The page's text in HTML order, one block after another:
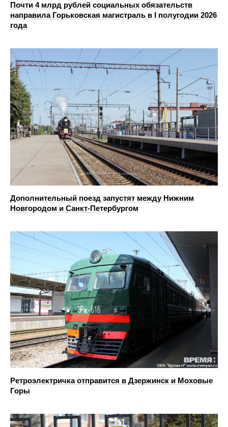
Почти 4 млрд рублей социальных обязательств
направила Горьковская магистраль в I полугодии 2026
года
Дополнительный поезд запустят между Нижним
Новгородом и Санкт-Петербургом
Ретроэлектричка отправится в Дзержинск и Моховые
Горы